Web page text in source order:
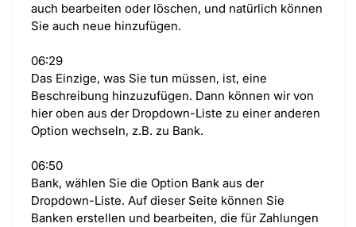
auch bearbeiten oder löschen, und natürlich können
Sie auch neue hinzufügen.
06:29
Das Einzige, was Sie tun müssen, ist, eine
Beschreibung hinzuzufügen. Dann können wir von
hier oben aus der Dropdown-Liste zu einer anderen
Option wechseln, z.B. zu Bank.
06:50
Bank, wählen Sie die Option Bank aus der
Dropdown-Liste. Auf dieser Seite können Sie
Banken erstellen und bearbeiten, die für Zahlungen